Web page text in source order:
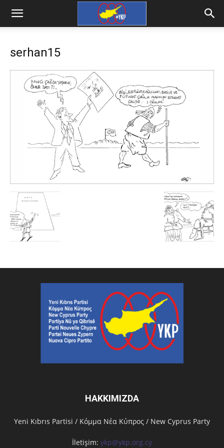
serhan15
HAKKIMIZDA
Υeni Kıbrıs Partisi / Κόμμα Νέα Κύπρος / New Cyprus Party
İletişim: ykp@ykp.org.cy